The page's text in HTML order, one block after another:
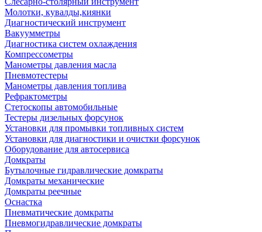
Молотки, кувалды,киянки
Диагностический инструмент
Вакуумметры
Диагностика систем охлаждения
Компрессометры
Манометры давления масла
Пневмотестеры
Манометры давления топлива
Рефрактометры
Стетоскопы автомобильные
Тестеры дизельных форсунок
Установки для промывки топливных систем
Установки для диагностики и очистки форсунок
Оборудование для автосервиса
Домкраты
Бутылочные гидравлические домкраты
Домкраты механические
Домкраты реечные
Оснастка
Пневматические домкраты
Пневмогидравлические домкраты